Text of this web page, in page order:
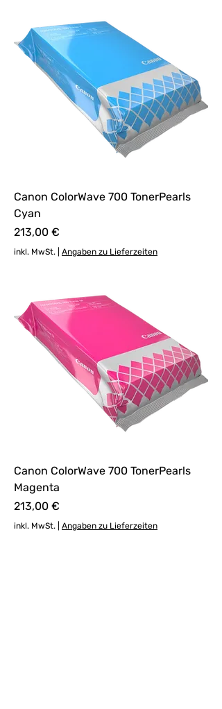
Canon ColorWave 700 TonerPearls
Cyan
Preis
213,00 €
inkl. MwSt. Angaben zu Lieferzeiten
Canon ColorWave 700 TonerPearls
Magenta
Preis
213,00 €
inkl. MwSt. Angaben zu Lieferzeiten